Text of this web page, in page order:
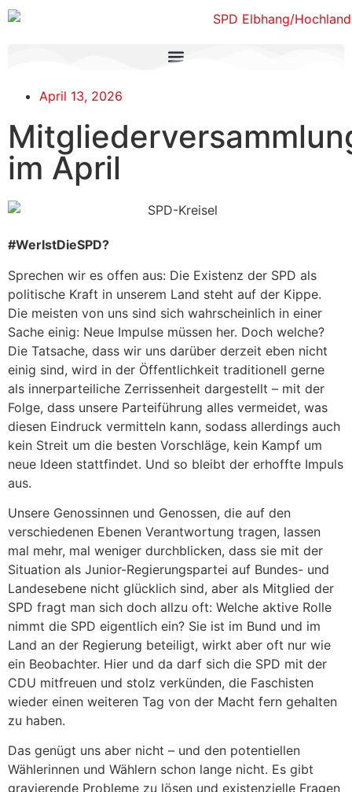
April 13, 2026
im April
#WerIstDieSPD?
Sprechen wir es offen aus: Die Existenz der SPD als
politische Kraft in unserem Land steht auf der Kippe.
Die meisten von uns sind sich wahrscheinlich in einer
Sache einig: Neue Impulse müssen her. Doch welche?
Die Tatsache, dass wir uns darüber derzeit eben nicht
einig sind, wird in der Öffentlichkeit traditionell gerne
als innerparteiliche Zerrissenheit dargestellt – mit der
Folge, dass unsere Parteiführung alles vermeidet, was
diesen Eindruck vermitteln kann, sodass allerdings auch
kein Streit um die besten Vorschläge, kein Kampf um
neue Ideen stattfindet. Und so bleibt der erhoffte Impuls
aus.
Unsere Genossinnen und Genossen, die auf den
verschiedenen Ebenen Verantwortung tragen, lassen
mal mehr, mal weniger durchblicken, dass sie mit der
Situation als Junior-Regierungspartei auf Bundes- und
Landesebene nicht glücklich sind, aber als Mitglied der
SPD fragt man sich doch allzu oft: Welche aktive Rolle
nimmt die SPD eigentlich ein? Sie ist im Bund und im
Land an der Regierung beteiligt, wirkt aber oft nur wie
ein Beobachter. Hier und da darf sich die SPD mit der
CDU mitfreuen und stolz verkünden, die Faschisten
wieder einen weiteren Tag von der Macht fern gehalten
zu haben.
Das genügt uns aber nicht – und den potentiellen
Wählerinnen und Wählern schon lange nicht. Es gibt
gravierende Probleme zu lösen und existenzielle Fragen